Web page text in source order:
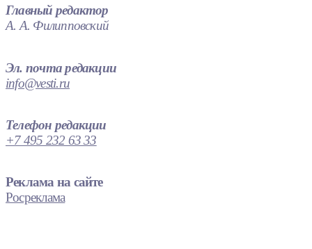
Главный редактор
А. А. Филипповский
Эл. почта редакции
info@vesti.ru
Телефон редакции
+7 495 232 63 33
Реклама на сайте
Росреклама